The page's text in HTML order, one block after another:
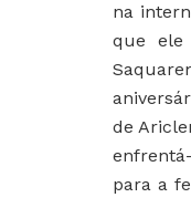
na
que ele
de
para a